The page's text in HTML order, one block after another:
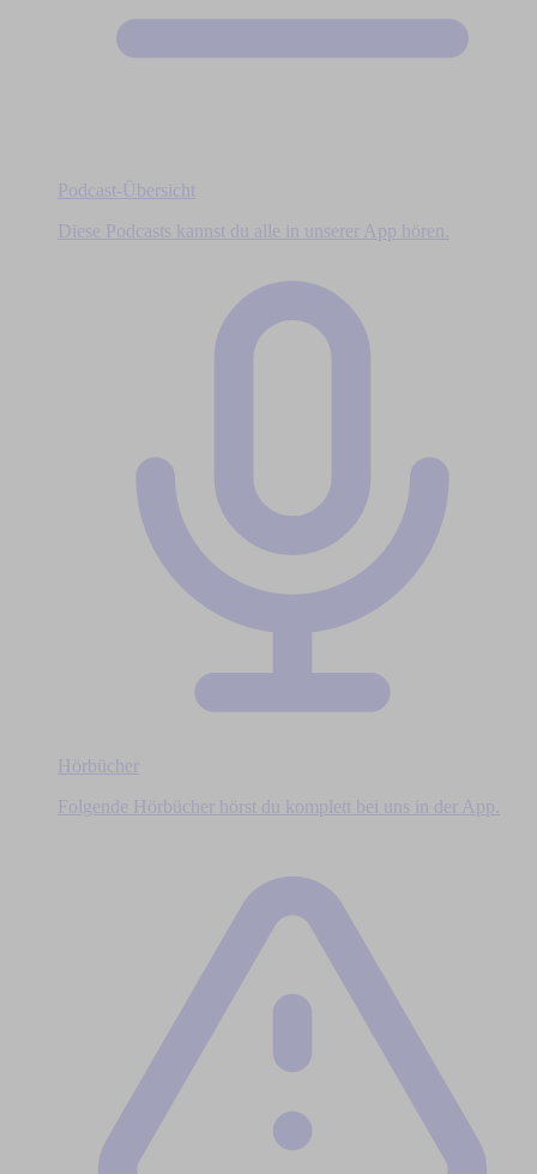
Podcast-Übersicht
Diese Podcasts kannst du alle in unserer App hören.
Hörbücher
Folgende Hörbücher hörst du komplett bei uns in der App.